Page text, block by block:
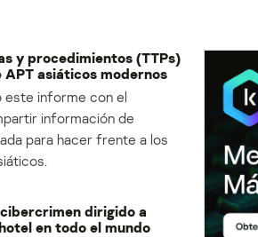
y procedimientos (TTPs)
APT asiáticos modernos
este informe con el
información de
para hacer frente a los
dirigido a
en todo el mundo